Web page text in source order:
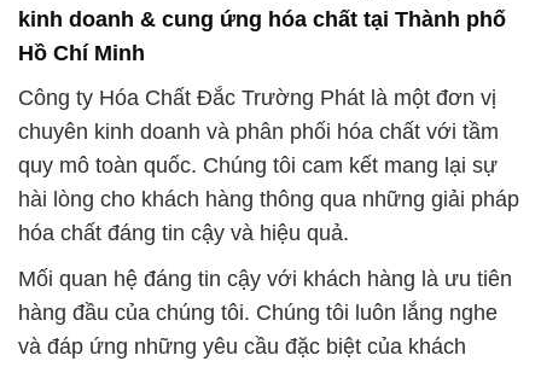
kinh doanh & cung ứng hóa chất tại Thành phố
Hồ Chí Minh
Công ty Hóa Chất Đắc Trường Phát là một đơn vị
chuyên kinh doanh và phân phối hóa chất với tầm
quy mô toàn quốc. Chúng tôi cam kết mang lại sự
hài lòng cho khách hàng thông qua những giải pháp
hóa chất đáng tin cậy và hiệu quả.
Mối quan hệ đáng tin cậy với khách hàng là ưu tiên
hàng đầu của chúng tôi. Chúng tôi luôn lắng nghe
và đáp ứng những yêu cầu đặc biệt của khách